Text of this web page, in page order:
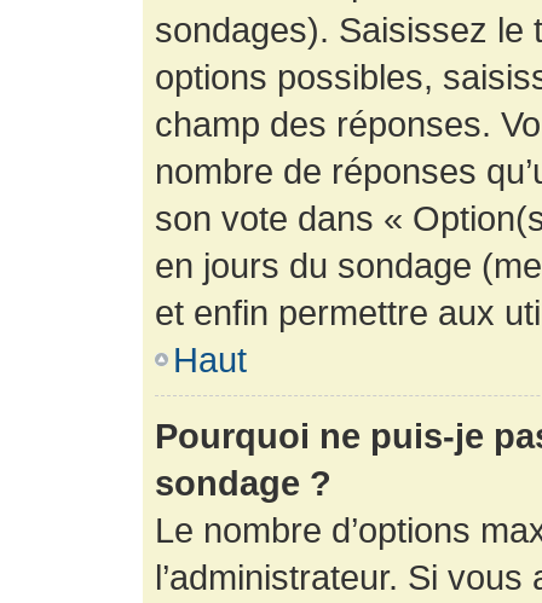
sondages). Saisissez le
options possibles,
champ des réponses.
nombre de réponses
son vote dans «
en jours du sondage
et enfin permettre aux
Haut
Pourquoi ne puis-je
sondage ?
Le nombre d’options
l’administrateur. Si